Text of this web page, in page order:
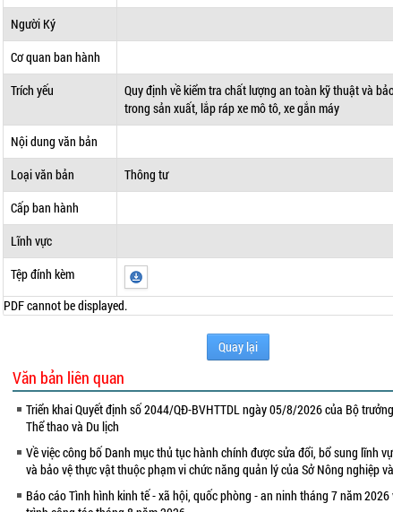
Người Ký
Cơ quan ban hành
Trích yếu
Quy định về kiểm tra chất lượng an toàn kỹ thuật và
trong sản xuất, lắp ráp xe mô tô, xe gắn máy
Nội dung văn bản
Loại văn bản
Thông tư
Cấp ban hành
Lĩnh vực
Tệp đính kèm
PDF cannot be displayed.
Quay lại
Văn bản liên quan
Triển khai Quyết định số 2044/QĐ-BVHTTDL ngày 05/8/2026 của Bộ
Thể thao và Du lịch
Về việc công bố Danh mục thủ tục hành chính được sửa đổi, bổ sung lĩnh
và bảo vệ thực vật thuộc phạm vi chức năng quản lý của Sở Nông nghiệp
Báo cáo Tình hình kinh tế - xã hội, quốc phòng - an ninh tháng 7 năm 2026